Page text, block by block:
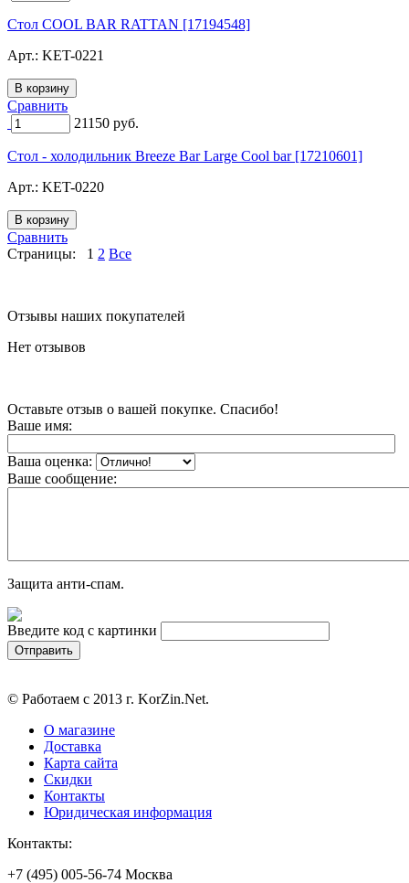
Стол COOL BAR RATTAN [17194548]
Арт.: KET-0221
Сравнить
21150 руб.
Стол - холодильник Breeze Bar Large Cool bar [17210601]
Арт.: KET-0220
Сравнить
Страницы: 1 2 Все
Отзывы наших покупателей
Нет отзывов
Оставьте отзыв о вашей покупке. Спасибо!
Ваше имя:
Ваша оценка:
Ваше сообщение:
Защита анти-спам.
Введите код с картинки
© Работаем с 2013 г. KorZin.Net.
О магазине
Доставка
Карта сайта
Скидки
Контакты
Юридическая информация
Контакты:
+7 (495) 005-56-74 Москва